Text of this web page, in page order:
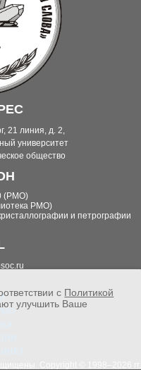
21 линия, д. 2,
университет
общество
(РМО)
РМО)
и петрографии
с Политикой
улучшить Ваше